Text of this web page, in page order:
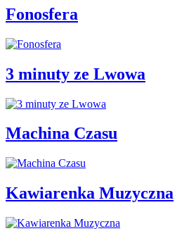
Fonosfera
3 minuty ze Lwowa
Machina Czasu
Kawiarenka Muzyczna